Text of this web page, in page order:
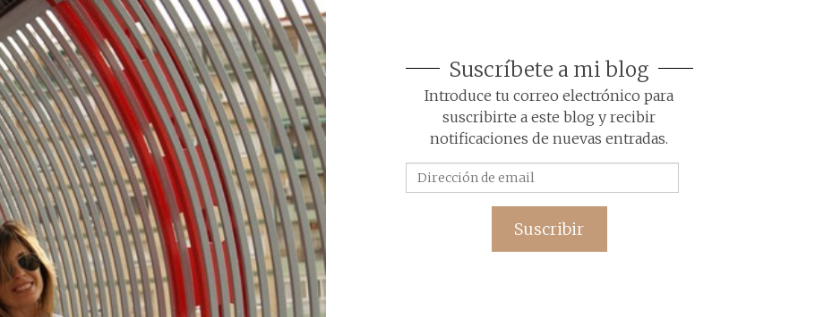
Suscríbete a mi blog
Introduce tu correo electrónico para
suscribirte a este blog y recibir
notificaciones de nuevas entradas.
de
Suscribir